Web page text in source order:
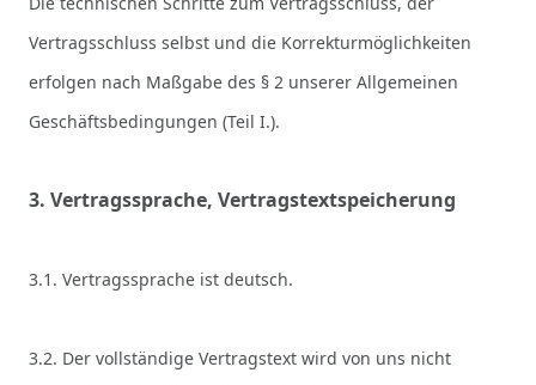
Vertragsschluss selbst und die Korrekturmöglichkeiten
erfolgen nach Maßgabe des § 2 unserer Allgemeinen
Geschäftsbedingungen (Teil I.).
3. Vertragssprache, Vertragstextspeicherung
3.1. Vertragssprache ist deutsch.
3.2. Der vollständige Vertragstext wird von uns nicht